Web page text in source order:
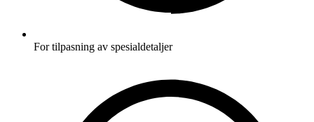
For tilpasning av spesialdetaljer